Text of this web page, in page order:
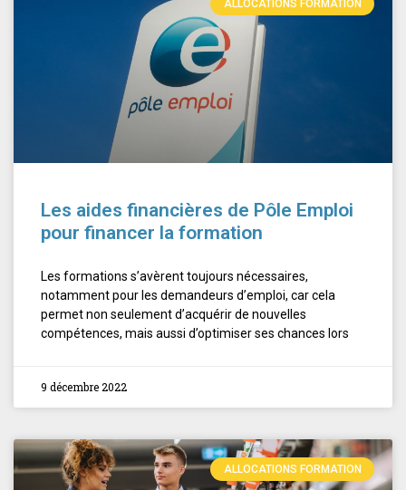
ALLOCATIONS FORMATION
Les aides financières de Pôle Emploi
pour financer la formation
Les formations s’avèrent toujours nécessaires,
notamment pour les demandeurs d’emploi, car cela
permet non seulement d’acquérir de nouvelles
compétences, mais aussi d’optimiser ses chances lors
9 décembre 2022
ALLOCATIONS FORMATION